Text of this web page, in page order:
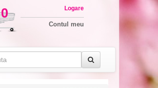
0 Logare
Contul meu